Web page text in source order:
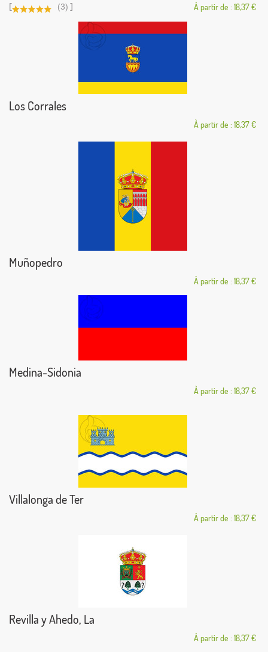
[ (3) ] À partir de : 18,37 €
Los Corrales
À partir de : 18,37 €
Muñopedro
À partir de : 18,37 €
Medina-Sidonia
À partir de : 18,37 €
Villalonga de Ter
À partir de : 18,37 €
Revilla y Ahedo, La
À partir de : 18,37 €